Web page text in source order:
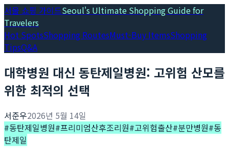
서울 쇼핑 가이드Seoul's Ultimate Shopping Guide for
Travelers
Hot SpotsShopping RoutesMust-Buy ItemsShopping
TipsQ&A
대학병원 대신 동탄제일병원: 고위험 산모를
위한 최적의 선택
서준우2026년 5월 14일
#동탄제일병원#프리미엄산후조리원#고위험출산#분만병원#동
탄제일